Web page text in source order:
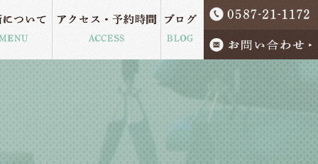
について アクセス・予約時間
ACCESS
ブログ
BLOG